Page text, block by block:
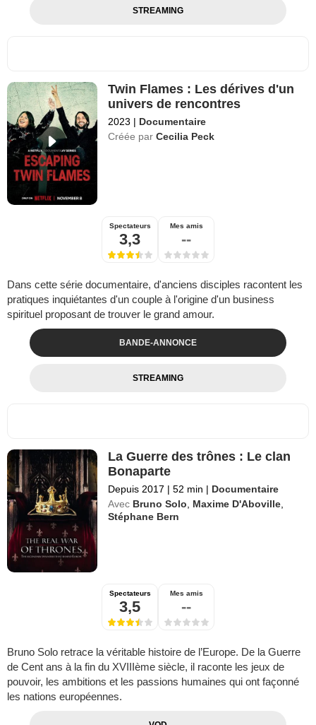
STREAMING
Twin Flames : Les dérives d'un
univers de rencontres
2023 | Documentaire
Créée par Cecilia Peck
Spectateurs
3,3
Mes amis
--
Dans cette série documentaire, d'anciens disciples racontent les
pratiques inquiétantes d'un couple à l'origine d'un business
spirituel proposant de trouver le grand amour.
BANDE-ANNONCE
STREAMING
La Guerre des trônes : Le clan
Bonaparte
Depuis 2017 | 52 min | Documentaire
Avec Bruno Solo Maxime D'Aboville
Stéphane Bern
Spectateurs
3,5
Mes amis
--
Bruno Solo retrace la véritable histoire de l’Europe. De la Guerre
de Cent ans à la fin du XVIIIème siècle, il raconte les jeux de
pouvoir, les ambitions et les passions humaines qui ont façonné
les nations européennes.